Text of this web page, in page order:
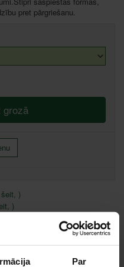
Par
pret pārgriešanu.
grozā
)
)